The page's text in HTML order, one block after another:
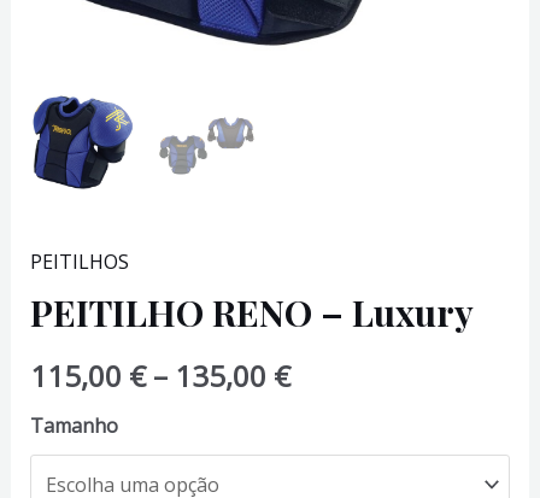
PEITILHOS
PEITILHO RENO – Luxury
115,00 € – 135,00 €Price
Tamanho